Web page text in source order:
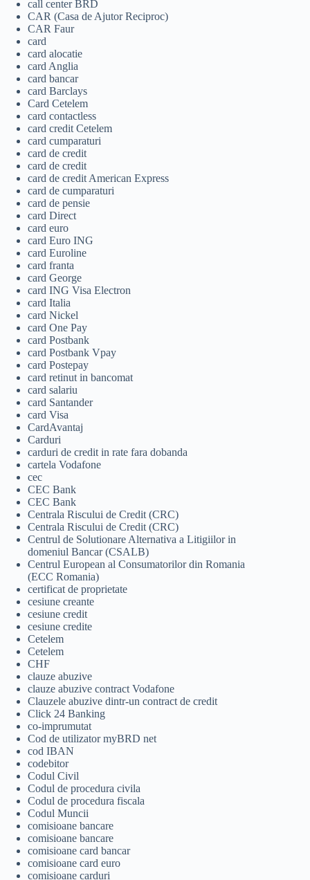
call center BRD
CAR (Casa de Ajutor Reciproc)
CAR Faur
card
card alocatie
card Anglia
card bancar
card Barclays
Card Cetelem
card contactless
card credit Cetelem
card cumparaturi
card de credit
card de credit
card de credit American Express
card de cumparaturi
card de pensie
card Direct
card euro
card Euro ING
card Euroline
card franta
card George
card ING Visa Electron
card Italia
card Nickel
card One Pay
card Postbank
card Postbank Vpay
card Postepay
card retinut in bancomat
card salariu
card Santander
card Visa
CardAvantaj
Carduri
carduri de credit in rate fara dobanda
cartela Vodafone
cec
CEC Bank
CEC Bank
Centrala Riscului de Credit (CRC)
Centrala Riscului de Credit (CRC)
Centrul de Solutionare Alternativa a Litigiilor in
domeniul Bancar (CSALB)
Centrul European al Consumatorilor din Romania
(ECC Romania)
certificat de proprietate
cesiune creante
cesiune credit
cesiune credite
Cetelem
Cetelem
CHF
clauze abuzive
clauze abuzive contract Vodafone
Clauzele abuzive dintr-un contract de credit
Click 24 Banking
co-imprumutat
Cod de utilizator myBRD net
cod IBAN
codebitor
Codul Civil
Codul de procedura civila
Codul de procedura fiscala
Codul Muncii
comisioane bancare
comisioane bancare
comisioane card bancar
comisioane card euro
comisioane carduri